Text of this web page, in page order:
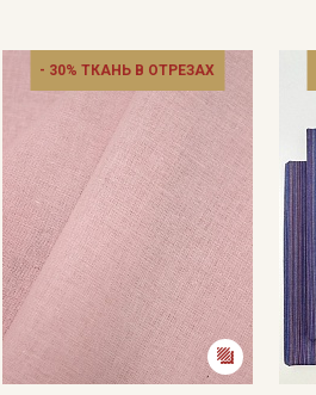
- 30% ТКАНЬ В ОТРЕЗАХ